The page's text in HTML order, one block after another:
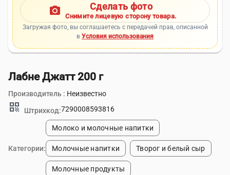
photo_camera Сделать фото
Снимите лицевую сторону товара.
Загружая фото, вы соглашаетесь с передачей прав, описанной
в Условия использования
Лабне Джатт 200 г
Производитель : Неизвестно
qr_code Штрихкод:7290008593816
Категории:
Молоко и молочные напитки
Молочные напитки Творог и белый сыр
Молочные продукты